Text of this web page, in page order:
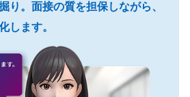
り。面接の質を担保しながら、
します。